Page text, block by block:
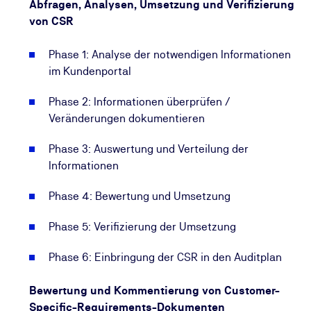
Dieses praxisorientierte Seminar bietet Ihnen eine
Plattform, um praktische Erfahrungen bei der
Anforderungen auszutauschen. Anschließend
können Sie Methoden und Maßnahmen auf Ihre
anwenden, um die Wirksamkeit und
Wirtschaftlichkeit des
Sie sich jetzt Ihren Seminarplatz.
Abfragen, Analysen, Umsetzung und Verifizierung
von CSR
Phase 1: Analyse der notwendigen Informationen
im Kundenportal
Phase 2: Informationen überprüfen /
Veränderungen dokumentieren
Phase 3: Auswertung und Verteilung der
Informationen
Phase 4: Bewertung und Umsetzung
Phase 5: Verifizierung der Umsetzung
Phase 6: Einbringung der CSR in den Auditplan
Bewertung und Kommentierung von Customer-
Specific-Requirements-Dokumenten